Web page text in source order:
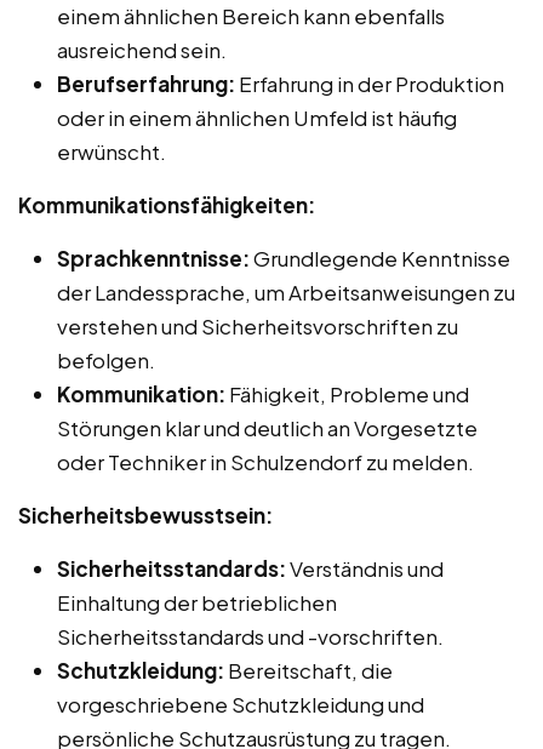
einem ähnlichen Bereich kann ebenfalls
ausreichend sein.
Berufserfahrung: Erfahrung in der Produktion
oder in einem ähnlichen Umfeld ist häufig
erwünscht.
Kommunikationsfähigkeiten:
Sprachkenntnisse:Grundlegende Kenntnisse
der Landessprache, um Arbeitsanweisungen zu
verstehen und Sicherheitsvorschriften zu
befolgen.
Kommunikation: Fähigkeit, Probleme und
Störungen klar und deutlich an Vorgesetzte
oder Techniker in Schulzendorf zu melden.
Sicherheitsbewusstsein:
Sicherheitsstandards:Verständnis und
Einhaltung der betrieblichen
Sicherheitsstandards und -vorschriften.
Schutzkleidung: Bereitschaft, die
vorgeschriebene Schutzkleidung und
persönliche Schutzausrüstung zu tragen.